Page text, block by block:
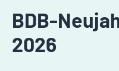
BDB-
2026